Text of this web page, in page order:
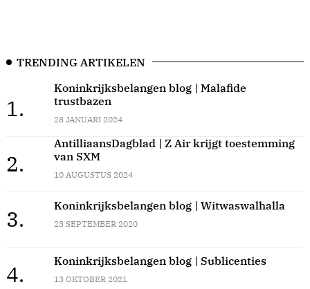
TRENDING ARTIKELEN
1.
Koninkrijksbelangen blog | Malafide
trustbazen
28 JANUARI 2024
2.
AntilliaansDagblad | Z Air krijgt toestemming
van SXM
10 AUGUSTUS 2024
3.
Koninkrijksbelangen blog | Witwaswalhalla
23 SEPTEMBER 2020
4.
Koninkrijksbelangen blog | Sublicenties
13 OKTOBER 2021